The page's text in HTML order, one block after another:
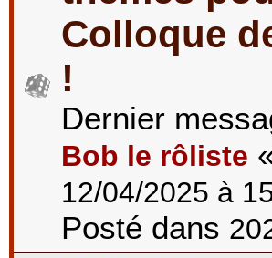
Colloque
!
Dernier
Bob le rôliste
12/04/2025 à
Posté dans